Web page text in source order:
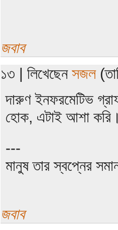
জবাব
১৩ | লিখেছেন সজল
দারুণ ইনফরমেটিভ
হোক, এটাই আশা
---
মানুষ তার স্বপ্নের
জবাব